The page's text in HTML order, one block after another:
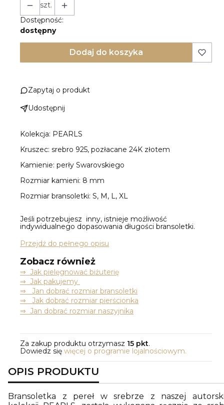
szt.
Dostępność:
dostępny
Dodaj do koszyka
Zapytaj o produkt
Udostępnij
Kolekcja: PEARLS
Kruszec: srebro 925, pozłacane 24K złotem
Kamienie: perły Swarovskiego
Rozmiar kamieni: 8 mm
Rozmiar bransoletki: S, M, L, XL
Jeśli potrzebujesz inny, istnieje możliwość
indywidualnego dopasowania długości bransoletki.
Przejdź do pełnego opisu
Zobacz również
⇒ Jak pielęgnować biżuterię
⇒ Jak pakujemy
⇒ Jan dobrać rozmiar bransoletki
⇒ Jak dobrać rozmiar pierścionka
⇒ Jan dobrać rozmiar naszyjnika
Za zakup produktu otrzymasz 15 pkt.
Dowiedz się więcej o programie lojalnościowym.
OPIS PRODUKTU
Bransoletka z pereł w srebrze z naszej